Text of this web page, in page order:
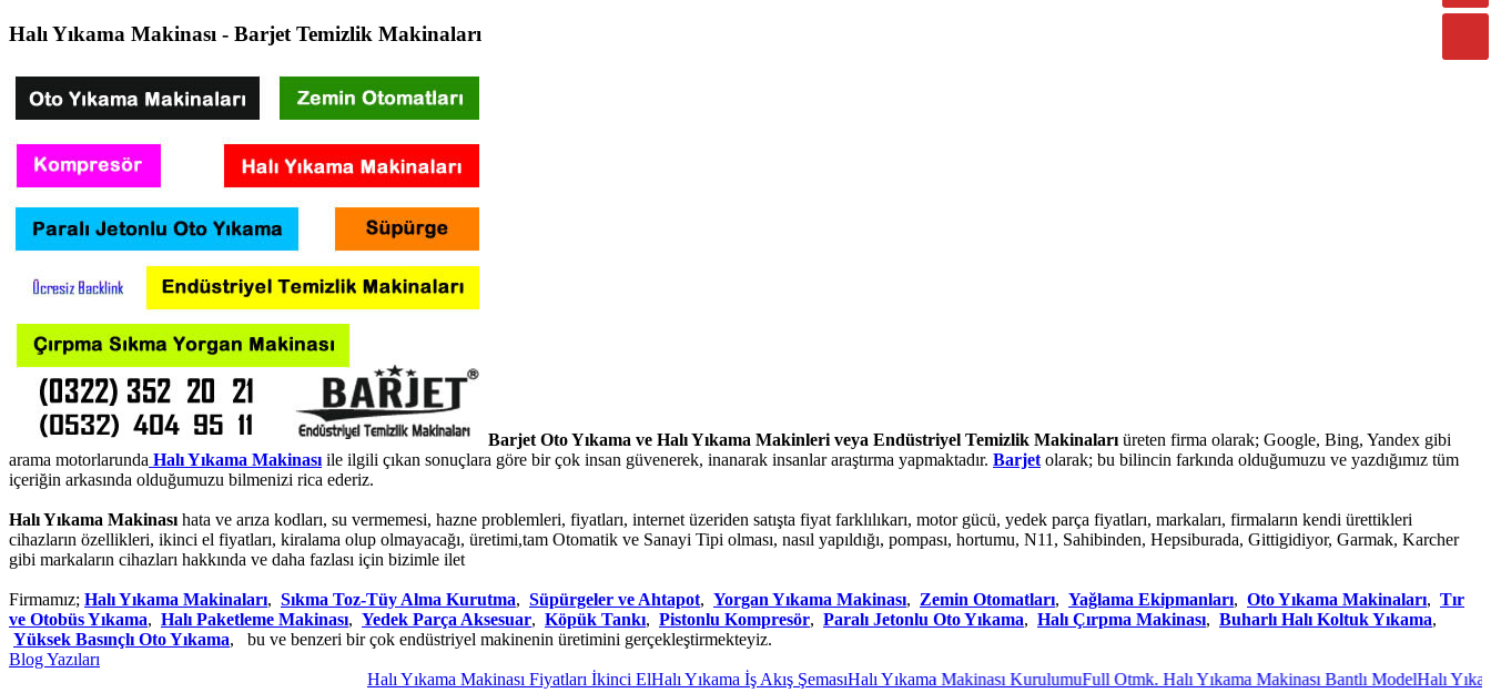
Halı Yıkama Makinası - Barjet Temizlik Makinaları
Barjet Oto Yıkama ve Halı Yıkama Makinleri veya Endüstriyel Temizlik Makinalarıüreten firma olarak; Google, Bing, Yandex gibi
arama motorlarunda Halı Yıkama Makinasıile ilgili çıkan sonuçlara göre bir çok insan güvenerek, inanarak insanlar araştırma yapmaktadır. Barjetolarak; bu bilincin farkında olduğumuzu ve yazdığımız tüm
içeriğin arkasında olduğumuzu bilmenizi rica ederiz.
Halı Yıkama Makinasıhata ve arıza kodları, su vermemesi, hazne problemleri, fiyatları, internet üzeriden satışta fiyat farklılıkarı, motor gücü, yedek parça fiyatları, markaları, firmaların kendi ürettikleri
cihazların özellikleri, ikinci el fiyatları, kiralama olup olmayacağı, üretimi,tam Otomatik ve Sanayi Tipi olması, nasıl yapıldığı, pompası, hortumu, N11, Sahibinden, Hepsiburada, Gittigidiyor, Garmak, Karcher
gibi markaların cihazları hakkında ve daha fazlası için bizimle ilet
Firmamız; Halı Yıkama Makinaları, Sıkma Toz-Tüy Alma Kurutma, Süpürgeler ve Ahtapot, Yorgan Yıkama Makinası, Zemin Otomatları, Yağlama Ekipmanları, Oto Yıkama Makinaları, Tır
ve Otobüs Yıkama, Halı Paketleme Makinası, Yedek Parça Aksesuar, Köpük Tankı, Pistonlu Kompresör, Paralı Jetonlu Oto Yıkama, Halı Çırpma Makinası, Buharlı Halı Koltuk Yıkama,
Yüksek Basınçlı Oto Yıkama, bu ve benzeri bir çok endüstriyel makinenin üretimini gerçekleştirmekteyiz.
Blog Yazıları
Halı Yıkama Makinası Fiyatları İkinci ElHalı Yıkama İş Akış ŞemasıHalı Yıkama Makinası KurulumuFull Otmk. Halı Yıkama Makinası Bantlı ModelHalı Yıkama